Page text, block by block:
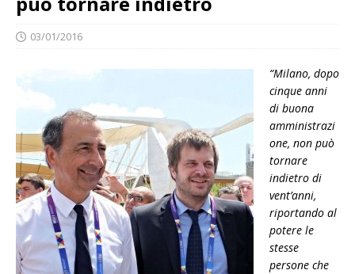
03/01/2016
“Milano, dopo
cinque anni
di buona
amministrazi
one, non può
tornare
indietro di
vent’anni,
riportando al
potere le
stesse
persone che